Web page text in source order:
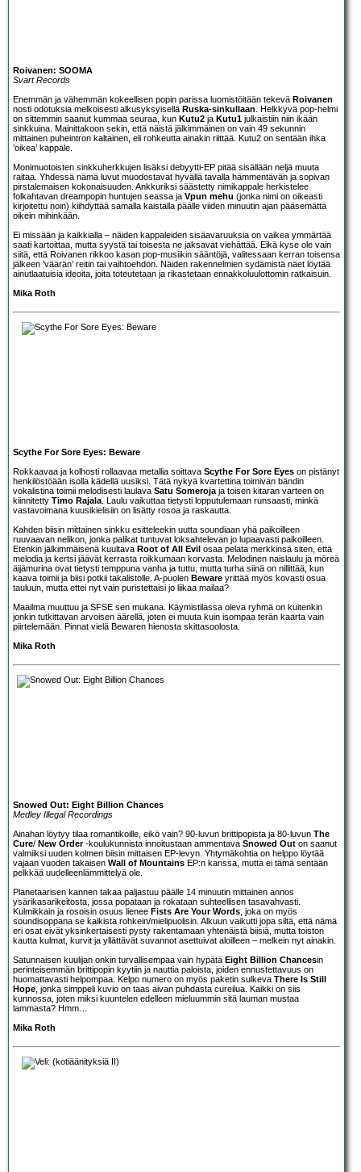
Roivanen: SOOMA
Svart Records
Enemmän ja vähemmän kokeellisen popin parissa luomistöitään tekevä Roivanen
nosti odotuksia melkoisesti alkusyksyisellä Ruska-sinkullaan . Helkkyvä pop-helmi
on sittemmin saanut kummaa seuraa, kun Kutu2 ja Kutu1 julkaistiin niin ikään
sinkkuina. Mainittakoon sekin, että näistä jälkimmäinen on vain 49 sekunnin
mittainen puheintron kaltainen, eli rohkeutta ainakin riittää. Kutu2 on sentään ihka
’oikea’ kappale.
Monimuotoisten sinkkuherkkujen lisäksi debyytti-EP pitää sisällään neljä muuta
raitaa. Yhdessä nämä luvut muodostavat hyvällä tavalla hämmentävän ja sopivan
pirstalemaisen kokonaisuuden. Ankkuriksi säästetty nimikappale herkistelee
folkahtavan dreampopin huntujen seassa ja Vpun mehu (jonka nimi on oikeasti
kirjoitettu noin) kiihdyttää samalla kaistalla päälle viiden minuutin ajan pääsemättä
oikein mihinkään.
Ei missään ja kaikkialla – näiden kappaleiden sisäavaruuksia on vaikea ymmärtää
saati kartoittaa, mutta syystä tai toisesta ne jaksavat viehättää. Eikä kyse ole vain
siitä, että Roivanen rikkoo kasan pop-musiikin sääntöjä, valitessaan kerran toisensa
jälkeen ’väärän’ reitin tai vaihtoehdon. Näiden rakennelmien sydämistä näet löytää
ainutlaatuisia ideoita, joita toteutetaan ja rikastetaan ennakkoluulottomin ratkaisuin.
Mika Roth
Scythe For Sore Eyes: Beware
Rokkaavaa ja kolhosti rollaavaa metallia soittava Scythe For Sore Eyes on pistänyt
henkilöstöään isolla kädellä uusiksi. Tätä nykyä kvartettina toimivan bändin
vokalistina toimii melodisesti laulava Satu Someroja ja toisen kitaran varteen on
kiinnitetty Timo Rajala . Laulu vaikuttaa tietysti lopputulemaan runsaasti, minkä
vastavoimana kuusikielisiin on lisätty rosoa ja raskautta.
Kahden biisin mittainen sinkku esitteleekin uutta soundiaan yhä paikoilleen
ruuvaavan nelikon, jonka palikat tuntuvat loksahtelevan jo lupaavasti paikoilleen.
Etenkin jälkimmäisenä kuultava Root of All Evil osaa pelata merkkinsä siten, että
melodia ja kertsi jäävät kerrasta roikkumaan korvasta. Melodinen naislaulu ja möreä
äijämurina ovat tietysti temppuna vanha ja tuttu, mutta turha siinä on nillittää, kun
kaava toimii ja biisi potkii takalistolle. A-puolen Beware yrittää myös kovasti osua
tauluun, mutta ettei nyt vain puristettaisi jo liikaa mailaa?
Maailma muuttuu ja SFSE sen mukana. Käymistilassa oleva ryhmä on kuitenkin
jonkin tutkittavan arvoisen äärellä, joten ei muuta kuin isompaa terän kaarta vain
piirtelemään. Pinnat vielä Bewaren hienosta skittasoolosta.
Mika Roth
Snowed Out: Eight Billion Chances
Medley Illegal Recordings
Ainahan löytyy tilaa romantikoille, eikö vain? 90-luvun brittipopista ja 80-luvun The
Cure/ New Order-koulukunnista innoitustaan ammentava Snowed Out on saanut
valmiiksi uuden kolmen biisin mittaisen EP-levyn. Yhtymäkohtia on helppo löytää
vajaan vuoden takaisen Wall of Mountains EP:n kanssa, mutta ei tämä sentään
pelkkää uudelleenlämmittelyä ole.
Planetaarisen kannen takaa paljastuu päälle 14 minuutin mittainen annos
ysärikasarikeitosta, jossa popataan ja rokataan suhteellisen tasavahvasti.
Kulmikkain ja rosoisin osuus lienee Fists Are Your Words , joka on myös
soundisoppana se kaikista rohkein/mielipuolisin. Alkuun vaikutti jopa siltä, että nämä
eri osat eivät yksinkertaisesti pysty rakentamaan yhtenäistä biisiä, mutta toiston
kautta kulmat, kurvit ja yllättävät suvannot asettuivat aloilleen – melkein nyt ainakin.
Satunnaisen kuulijan onkin turvallisempaa vain hypätä Eight Billion Chancesin
perinteisemmän brittipopin kyytiin ja nauttia paloista, joiden ennustettavuus on
huomattavasti helpompaa. Kelpo numero on myös paketin sulkeva There Is Still
Hope , jonka simppeli kuvio on taas aivan puhdasta cureilua. Kaikki on siis
kunnossa, joten miksi kuuntelen edelleen mieluummin sitä lauman mustaa
lammasta? Hmm…
Mika Roth